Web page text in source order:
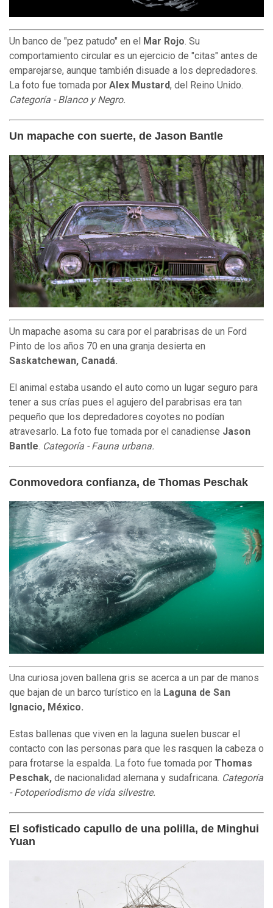
Un banco de "pez patudo" en el Mar Rojo. Su
comportamiento circular es un ejercicio de "citas" antes de
emparejarse, aunque también disuade a los depredadores.
La foto fue tomada por Alex Mustard, del Reino Unido.
Categoría -Blanco y Negro.
Un mapache con suerte, de Jason Bantle
Un mapache asoma su cara por el parabrisas de un Ford
Pinto de los años 70 en una granja desierta en
Saskatchewan, Canadá.
El animal estaba usando el auto como un lugar seguro para
tener a sus crías pues el agujero del parabrisas era tan
pequeño que los depredadores coyotes no podían
atravesarlo. La foto fue tomada por el canadiense Jason
Bantle. Categoría - Fauna urbana.
Conmovedora confianza, de Thomas Peschak
Una curiosa joven ballena gris se acerca a un par de manos
que bajan de un barco turístico en la Laguna de San
Ignacio, México.
Estas ballenas que viven en la laguna suelen buscar el
contacto con las personas para que les rasquen la cabeza o
para frotarse la espalda. La foto fue tomada por Thomas
Peschak, de nacionalidad alemana y sudafricana. Categoría
- Fotoperiodismo de vida silvestre.
El sofisticado capullo de una polilla, de Minghui
Yuan